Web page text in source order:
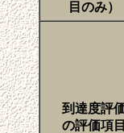
目のみ）
到達度評
の評価項目